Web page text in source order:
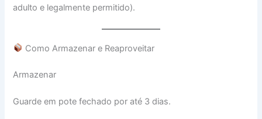
adulto e legalmente permitido).
Como Armazenar e Reaproveitar
Armazenar
Guarde em pote fechado por até 3 dias.